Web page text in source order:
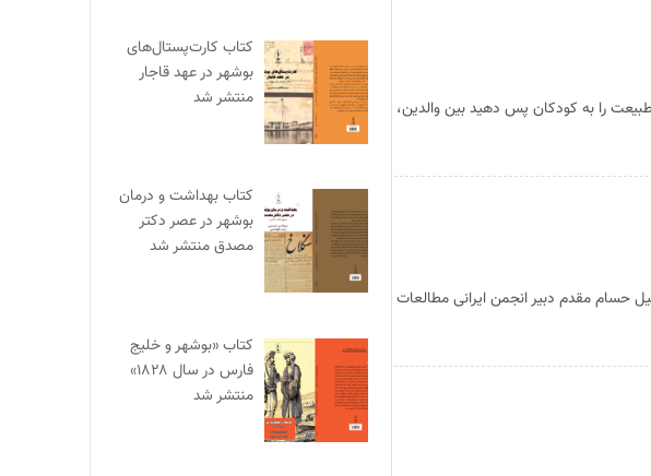
را به کودکان پس دهید بین والدین،
حسام مقدم دبیر انجمن ایرانی مطالعات
کتاب کارت‌پستال‌های
بوشهر در عهد قاجار
منتشر شد
کتاب بهداشت و درمان
بوشهر در عصر دکتر
مصدق منتشر شد
کتاب «بوشهر و خلیج
فارس در سال ۱۸۲۸»
منتشر شد